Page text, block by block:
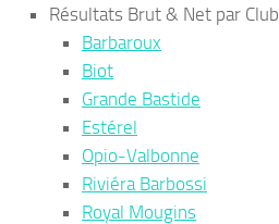
Résultats Brut & Net par Club
Barbaroux
Biot
Grande Bastide
Estérel
Opio-Valbonne
Riviéra Barbossi
Royal Mougins